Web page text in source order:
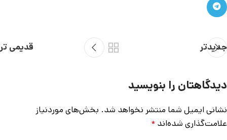
جدیدتر قدیمی تر
دیدگاهتان را بنویسید
نشانی ایمیل شما منتشر نخواهد شد. بخش‌های موردنیاز
علامت‌گذاری شده‌اند *